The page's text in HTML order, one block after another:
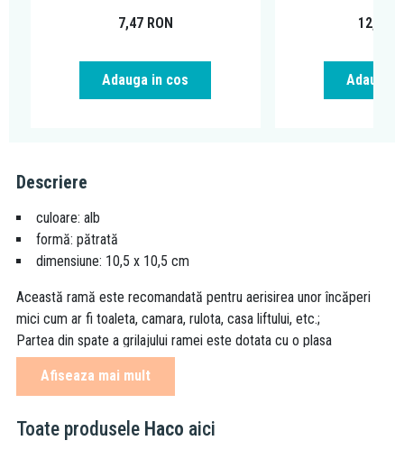
7,47 RON
Adauga in cos
12,97
Adauga
Descriere
culoare: alb
formă: pătrată
dimensiune: 10,5 x 10,5 cm
Această ramă este recomandată pentru aerisirea unor încăperi
mici cum ar fi toaleta, camara, rulota, casa liftului, etc.;
Partea din spate a grilajului ramei este dotata cu o plasa
antigandaci de culoare asortata;
Rama de aerisire este dintr-un plastic special ASA, care în ciuda
și nu se îngălbenește;
Afiseaza mai mult
Toate produsele Haco aici